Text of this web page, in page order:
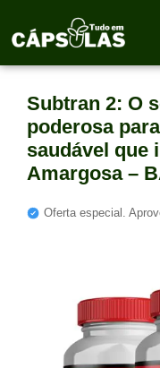
Subtran 2: O
poderosa
saudável que
Amargosa –
Oferta especial.